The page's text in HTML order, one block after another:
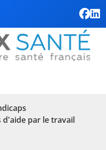
d'aide par le travail